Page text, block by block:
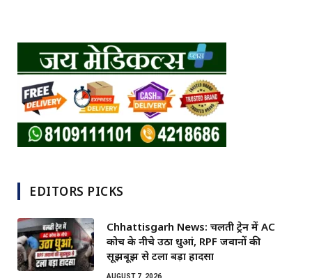
EDITORS PICKS
Chhattisgarh News: चलती ट्रेन में AC
कोच के नीचे उठा धुआं, RPF जवानों की
सूझबूझ से टला बड़ा हादसा
AUGUST 7, 2026